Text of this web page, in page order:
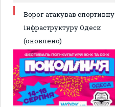
Ворог атакував спортивну
інфраструктуру Одеси
(оновлено)